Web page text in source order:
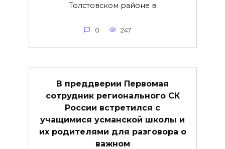
Толстовском районе в
0 247
В преддверии Первомая
сотрудник регионального СК
России встретился с
учащимися усманской школы и
их родителями для разговора о
важнoм